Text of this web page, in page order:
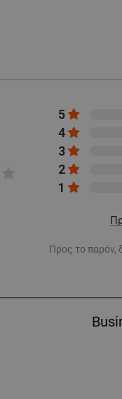
5
4
3
2
1
Προς το παρόν,